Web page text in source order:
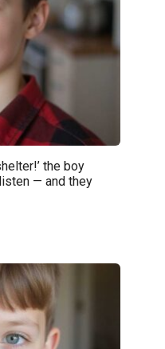
the boy
— and they